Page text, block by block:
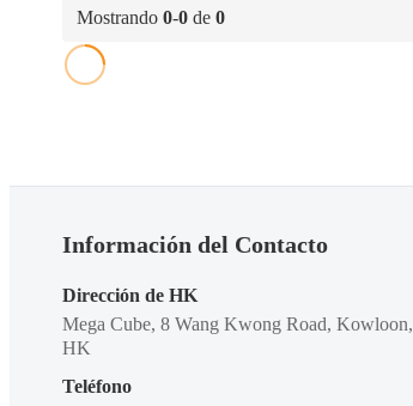
Mostrando 0-0 de 0
Información del Contacto
Dirección de HK
Mega Cube, 8 Wang Kwong Road, Kowloon,
HK
Teléfono